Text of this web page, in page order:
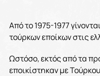
Από το 1975-1977
τούρκων εποίκων στις
Ωστόσο, εκτός από τα
εποικίστηκαν με